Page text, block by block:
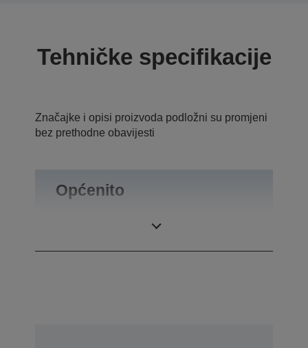
Tehničke specifikacije
Značajke i opisi proizvoda podložni su promjeni
bez prethodne obavijesti
Općenito